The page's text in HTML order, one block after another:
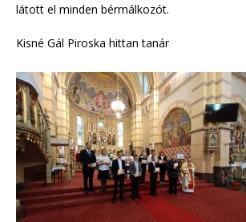
látott el minden bérmálkozót.
Kisné Gál Piroska hittan tanár